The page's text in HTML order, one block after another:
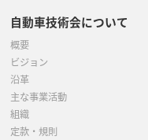
自動車技術会について
概要
ビジョン
沿革
主な事業活動
組織
定款・規則